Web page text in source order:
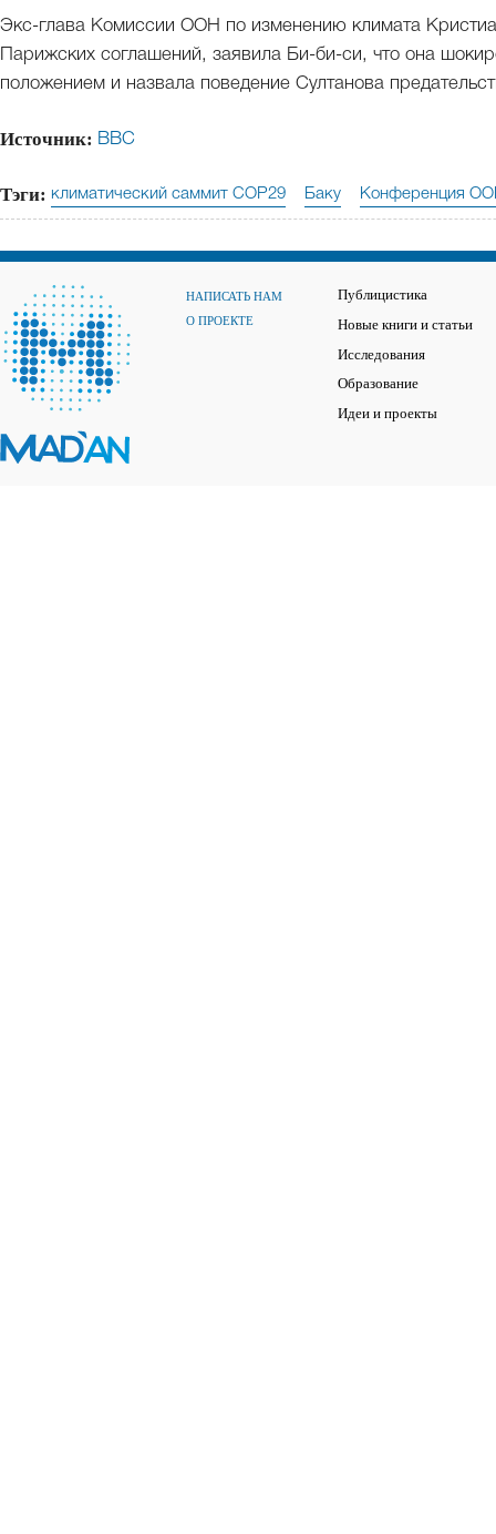
Экс-глава Комиссии ООН по изменению климата
Парижских соглашений, заявила Би-би-си, что она
положением и назвала поведение Султанова
Источник: BBC
Тэги: климатический саммит COP29 Баку Конференция
НАПИСАТЬ НАМ
О ПРОЕКТЕ
Публицистика
Новые книги и статьи
Исследования
Образование
Идеи и проекты